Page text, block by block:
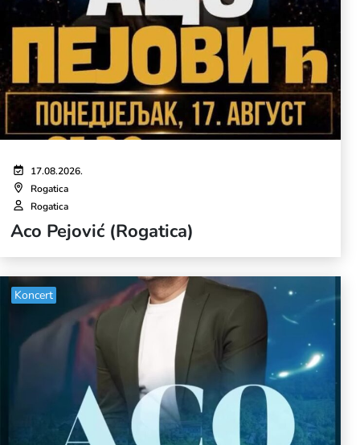
17.08.2026.
Rogatica
Rogatica
Aco Pejović (Rogatica)
Koncert